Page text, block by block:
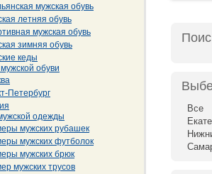
мужская обувь
летняя обувь
мужская обувь
зимняя обувь
кеды
обуви
Петербург
одежды
мужских рубашек
мужских футболок
мужских брюк
мужских трусов
Все